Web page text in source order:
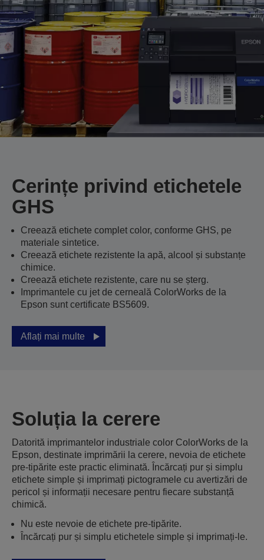
Cerințe privind etichetele
GHS
Creează etichete complet color, conforme GHS, pe
materiale sintetice.
Creează etichete rezistente la apă, alcool și substanțe
chimice.
Creează etichete rezistente, care nu se șterg.
Imprimantele cu jet de cerneală ColorWorks de la
Epson sunt certificate BS5609.
Aflați mai multe
Soluția la cerere
Datorită imprimantelor industriale color ColorWorks de la
Epson, destinate imprimării la cerere, nevoia de etichete
pre-tipărite este practic eliminată. Încărcați pur și simplu
etichete simple și imprimați pictogramele cu avertizări de
pericol și informații necesare pentru fiecare substanță
chimică.
Nu este nevoie de etichete pre-tipărite.
Încărcați pur și simplu etichetele simple și imprimați-le.